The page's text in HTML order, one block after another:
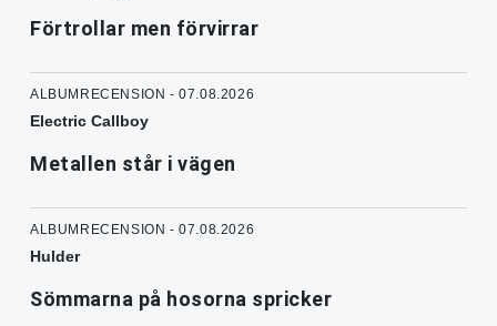
Förtrollar men förvirrar
ALBUMRECENSION - 07.08.2026
Electric Callboy
Metallen står i vägen
ALBUMRECENSION - 07.08.2026
Hulder
Sömmarna på hosorna spricker